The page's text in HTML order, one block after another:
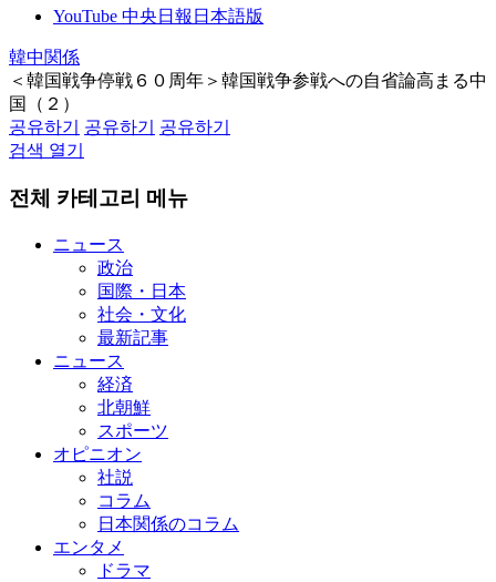
YouTube 中央日報日本語版
韓中関係
＜韓国戦争停戦６０周年＞韓国戦争参戦への自省論高まる中
国（２）
공유하기
공유하기
공유하기
검색 열기
전체 카테고리 메뉴
ニュース
政治
国際・日本
社会・文化
最新記事
ニュース
経済
北朝鮮
スポーツ
オピニオン
社説
コラム
日本関係のコラム
エンタメ
ドラマ